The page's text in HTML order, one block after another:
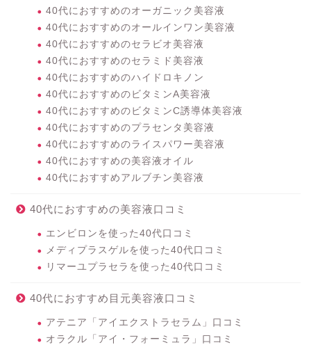
40代におすすめのオーガニック美容液
40代におすすめのオールインワン美容液
40代におすすめのセラビオ美容液
40代におすすめのセラミド美容液
40代におすすめのハイドロキノン
40代におすすめのビタミンA美容液
40代におすすめのビタミンC誘導体美容液
40代におすすめのプラセンタ美容液
40代におすすめのライスパワー美容液
40代におすすめの美容液オイル
40代におすすめアルブチン美容液
40代におすすめの美容液口コミ
エンビロンを使った40代口コミ
メディプラスゲルを使った40代口コミ
リマーユプラセラを使った40代口コミ
40代におすすめ目元美容液口コミ
アテニア「アイエクストラセラム」口コミ
オラクル「アイ・フォーミュラ」口コミ